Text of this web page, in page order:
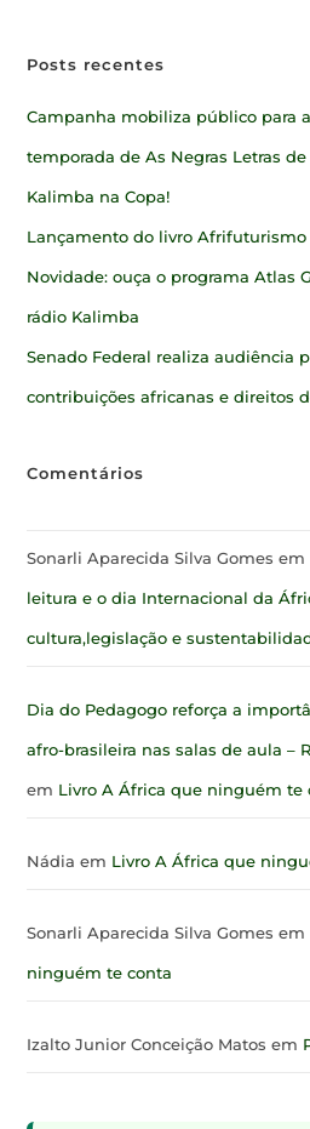
Posts recentes
Campanha mobiliza público para
temporada de As Negras Letras
Kalimba na Copa!
Lançamento do livro
Novidade: ouça o programa Atlas
rádio Kalimba
Senado Federal realiza audiência
contribuições africanas e direitos
Comentários
Sonarli Aparecida Silva Gomes em
leitura e o dia Internacional da
cultura,legislação e
Dia do Pedagogo reforça a
afro-brasileira nas salas de aula –
em Livro A África que ninguém te
Nádia em Livro A África que
Sonarli Aparecida Silva Gomes em
ninguém te conta
Izalto Junior Conceição Matos em